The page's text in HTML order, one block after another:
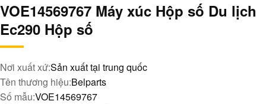
VOE14569767 Máy xúc Hộp số Du lịch
Ec290 Hộp số
Nơi xuất xứ:Sản xuất tại trung quốc
Tên thương hiệu:Belparts
Số mẫu:VOE14569767